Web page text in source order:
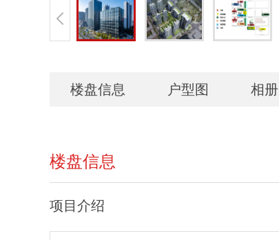
楼盘信息 户型图 相册
楼盘信息
项目介绍